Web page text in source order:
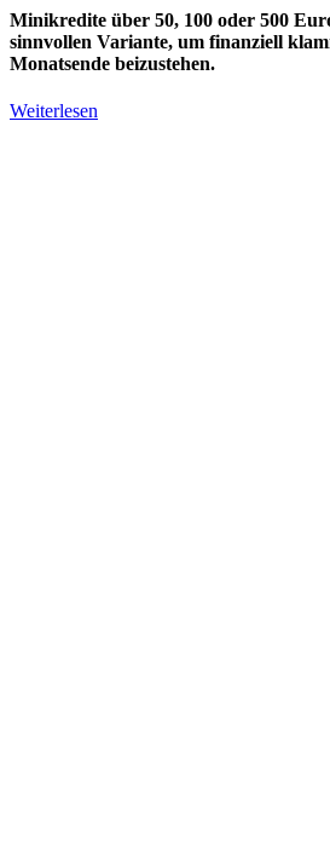
Minikredite über 50, 100 oder 500
sinnvollen Variante, um finanziell
Monatsende beizustehen.
Weiterlesen